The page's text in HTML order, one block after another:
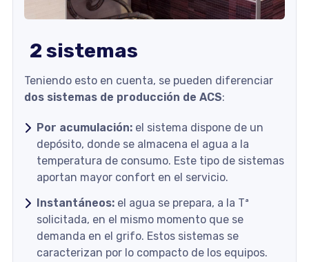
2 sistemas
Teniendo esto en cuenta, se pueden diferenciar
dos sistemas de producción de ACS:
Por acumulación: el sistema dispone de un
depósito, donde se almacena el agua a la
temperatura de consumo. Este tipo de sistemas
aportan mayor confort en el servicio.
Instantáneos: el agua se prepara, a la Tª
solicitada, en el mismo momento que se
demanda en el grifo. Estos sistemas se
caracterizan por lo compacto de los equipos.